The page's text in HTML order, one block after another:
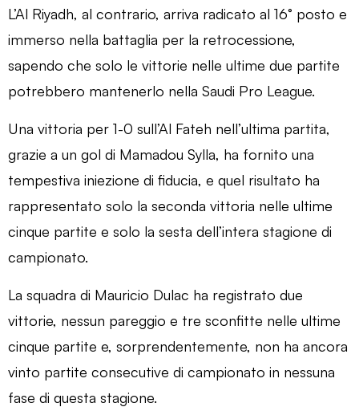
L’Al Riyadh, al contrario, arriva radicato al 16° posto e
immerso nella battaglia per la retrocessione,
sapendo che solo le vittorie nelle ultime due partite
potrebbero mantenerlo nella Saudi Pro League.
Una vittoria per 1-0 sull’Al Fateh nell’ultima partita,
grazie a un gol di Mamadou Sylla, ha fornito una
tempestiva iniezione di fiducia, e quel risultato ha
rappresentato solo la seconda vittoria nelle ultime
cinque partite e solo la sesta dell’intera stagione di
campionato.
La squadra di Mauricio Dulac ha registrato due
vittorie, nessun pareggio e tre sconfitte nelle ultime
cinque partite e, sorprendentemente, non ha ancora
vinto partite consecutive di campionato in nessuna
fase di questa stagione.